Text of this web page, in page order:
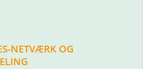
NETVÆRK OG